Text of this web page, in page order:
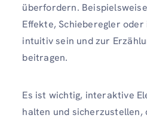
überfordern.
Effekte, Schieberegler
intuitiv sein und zur
beitragen.
Es ist wichtig, interaktive
halten und sicherzustellen,